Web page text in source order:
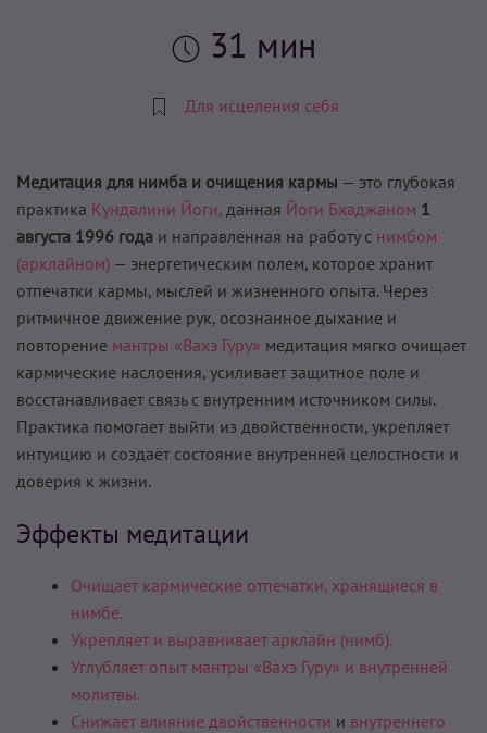
31 мин
Для исцеления себя
Медитация для нимба и очищения кармы — это глубокая
практика Кундалини Йоги, данная Йоги Бхаджаном 1
августа 1996 года и направленная на работу с нимбом
(арклайном) — энергетическим полем, которое хранит
отпечатки кармы, мыслей и жизненного опыта. Через
ритмичное движение рук, осознанное дыхание и
повторение мантры «Вахэ Гуру» медитация мягко очищает
кармические наслоения, усиливает защитное поле и
восстанавливает связь с внутренним источником силы.
Практика помогает выйти из двойственности, укрепляет
интуицию и создаёт состояние внутренней целостности и
доверия к жизни.
Эффекты медитации
Очищает кармические отпечатки, хранящиеся в
нимбе.
Укрепляет и выравнивает арклайн (нимб).
Углубляет опыт мантры «Вахэ Гуру» и внутренней
молитвы.
Снижает влияние двойственности и внутреннего